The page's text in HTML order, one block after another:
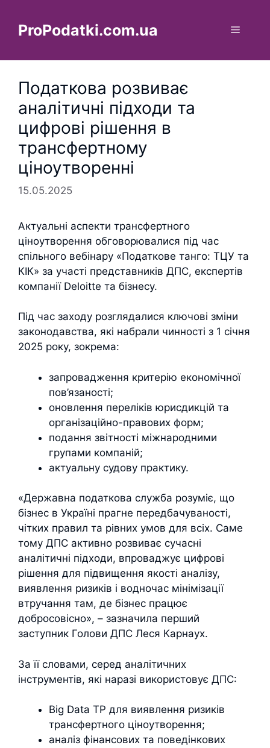
вмістуProPodatki.com.ua Меню
Податкова розвиває
аналітичні підходи та
цифрові рішення в
трансфертному
ціноутворенні
15.05.2025
Актуальні аспекти трансфертного
ціноутворення обговорювалися під час
спільного вебінару «Податкове танго: ТЦУ та
КІК» за участі представників ДПС, експертів
компанії Deloitte та бізнесу.
Під час заходу розглядалися ключові зміни
законодавства, які набрали чинності з 1 січня
2025 року, зокрема:
запровадження критерію економічної
пов’язаності;
оновлення переліків юрисдикцій та
організаційно-правових форм;
подання звітності міжнародними
групами компаній;
актуальну судову практику.
«Державна податкова служба розуміє, що
бізнес в Україні прагне передбачуваності,
чітких правил та рівних умов для всіх. Саме
тому ДПС активно розвиває сучасні
аналітичні підходи, впроваджує цифрові
рішення для підвищення якості аналізу,
виявлення ризиків і водночас мінімізації
втручання там, де бізнес працює
добросовісно», – зазначила перший
заступник Голови ДПС Леся Карнаух.
За її словами, серед аналітичних
інструментів, які наразі використовує ДПС:
Big Data TP для виявлення ризиків
трансфертного ціноутворення;
аналіз фінансових та поведінкових